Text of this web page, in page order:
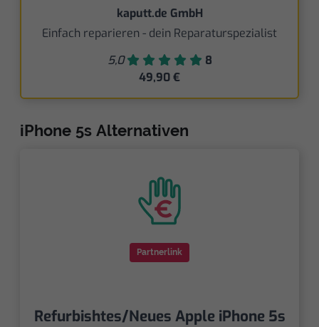
kaputt.de GmbH
Einfach reparieren - dein Reparaturspezialist
5,0
8
49,90 €
iPhone 5s Alternativen
Partnerlink
Refurbishtes/Neues Apple iPhone 5s